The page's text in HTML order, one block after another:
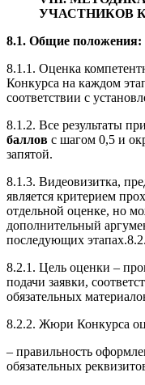
УЧАСТНИКОВ
8.1. Общие положения:
8.1.1. Оценка
Конкурса на каждом
соответствии с
8.1.2. Все результаты
баллов с шагом 0,5 и
запятой.
8.1.3. Видеовизитка,
является критерием
отдельной оценке, но
дополнительный
последующих
8.2.1. Цель оценки –
подачи заявки,
обязательных
8.2.2. Жюри Конкурса
– правильность
обязательных